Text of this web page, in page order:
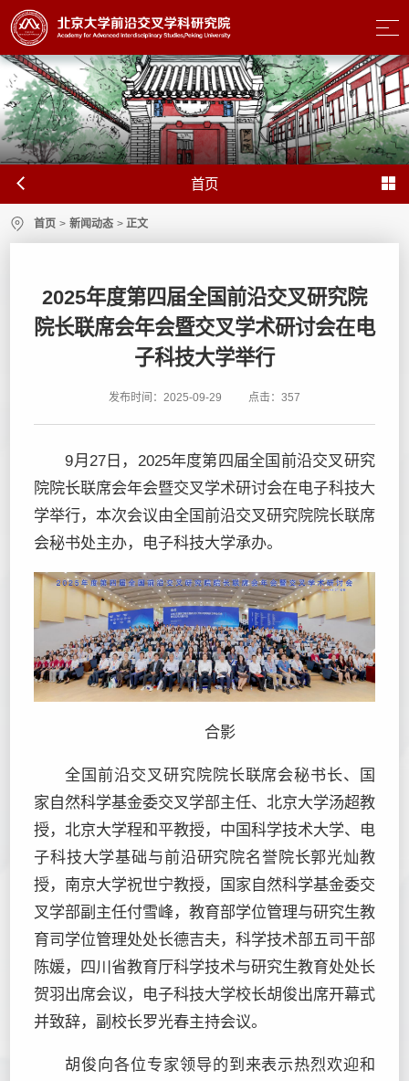
首页
首页 > 新闻动态 > 正文
2025年度第四届全国前沿交叉研究院
院长联席会年会暨交叉学术研讨会在电
子科技大学举行
发布时间：2025-09-29 点击： 357
9月27日，2025年度第四届全国前沿交叉研究
院院长联席会年会暨交叉学术研讨会在电子科技大
学举行，本次会议由全国前沿交叉研究院院长联席
会秘书处主办，电子科技大学承办。
合影
全国前沿交叉研究院院长联席会秘书长、国
家自然科学基金委交叉学部主任、北京大学汤超教
授，北京大学程和平教授，中国科学技术大学、电
子科技大学基础与前沿研究院名誉院长郭光灿教
授，南京大学祝世宁教授，国家自然科学基金委交
叉学部副主任付雪峰，教育部学位管理与研究生教
育司学位管理处处长德吉夫，科学技术部五司干部
陈媛，四川省教育厅科学技术与研究生教育处处长
贺羽出席会议，电子科技大学校长胡俊出席开幕式
并致辞，副校长罗光春主持会议。
胡俊向各位专家领导的到来表示热烈欢迎和